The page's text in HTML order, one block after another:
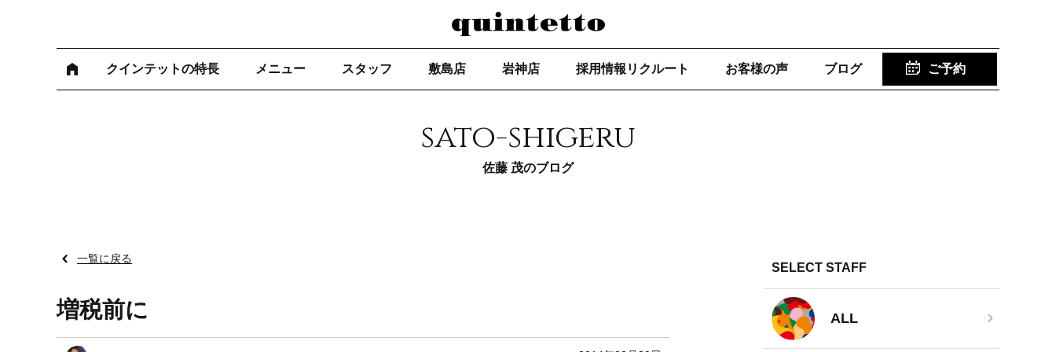
クインテットの特長 メニュー スタッフ 敷島店 岩神店 採用情報リクルート お客様の声 ブログ ご予約
sato-shigeru
佐藤 茂のブログ
一覧に戻る
増税前に
SELECT STAFF
ALL